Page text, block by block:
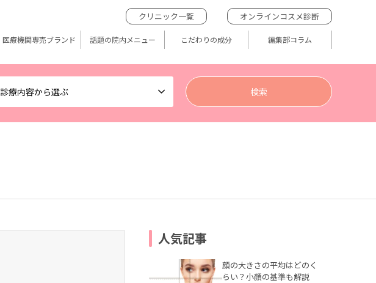
診療内容から選ぶ
クリニック一覧 オンラインコスメ診断
医療機関専売ブランド 話題の院内メニュー こだわりの成分 編集部コラム
人気記事
顔の大きさの平均はどのく
らい？小顔の基準も解説